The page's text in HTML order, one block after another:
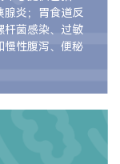
腺炎；胃食道反
杆菌感染、过敏
慢性腹泻、便秘